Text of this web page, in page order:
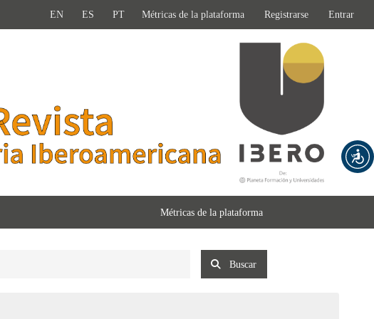
EN ES PT Métricas de la plataforma Registrarse Entrar
Métricas de la plataforma
Buscar